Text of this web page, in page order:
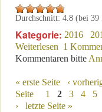
Durchschnitt: 4.8 (bei 39
Kategorie: 2016
Weiterlesen über „Der
1
Kommentaren bitte
Seiten
« erste Seite
‹
Seite
1 2 3 4 5
›
letzte Seite »